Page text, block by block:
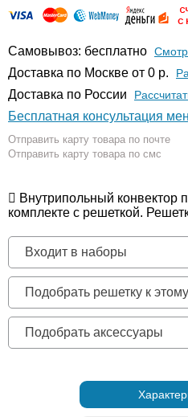
Самовывоз: бесплатно
Доставка по Москве от 0 р.
Доставка по России
Бесплатная консультация
Отправить карту товара по почте
Отправить карту товара по смс
Внутрипольный конвектор
комплекте с решеткой.
Входит в наборы
Подобрать решетку к
Подобрать аксессуары